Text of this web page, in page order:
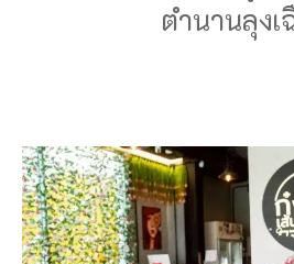
ตำนานลุงเ